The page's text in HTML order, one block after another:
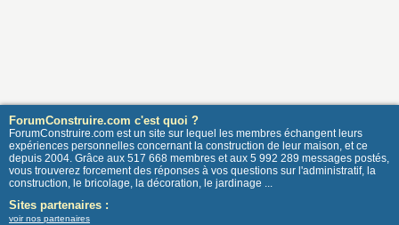
ForumConstruire.com c'est quoi ?
ForumConstruire.com est un site sur lequel les membres échangent leurs
expériences personnelles concernant la construction de leur maison, et ce
depuis 2004. Grâce aux 517 668 membres et aux 5 992 289 messages postés,
vous trouverez forcement des réponses à vos questions sur l'administratif, la
construction, le bricolage, la décoration, le jardinage ...
Sites partenaires :
voir nos partenaires